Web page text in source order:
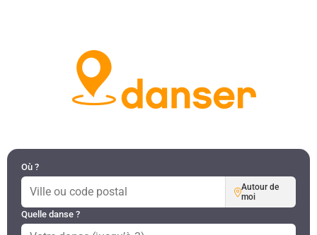
Où ?
Autour de
moi
Quelle danse ?